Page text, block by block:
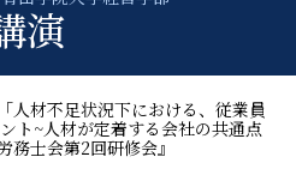
演
｢人材不足状況下における、従業員
ト~人材が定着する会社の共通点
務士会第2回研修会』